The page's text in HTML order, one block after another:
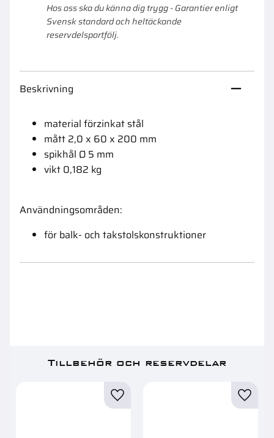
Hos oss ska du känna dig trygg - Garantier enligt
Svensk standard och heltäckande
reservdelsportfölj.
Beskrivning
material förzinkat stål
mått 2,0 x 60 x 200 mm
spikhål Ø 5 mm
vikt 0,182 kg
Användningsområden:
för balk- och takstolskonstruktioner
Tillbehör och reservdelar
Lägg till i favoriter Lägg